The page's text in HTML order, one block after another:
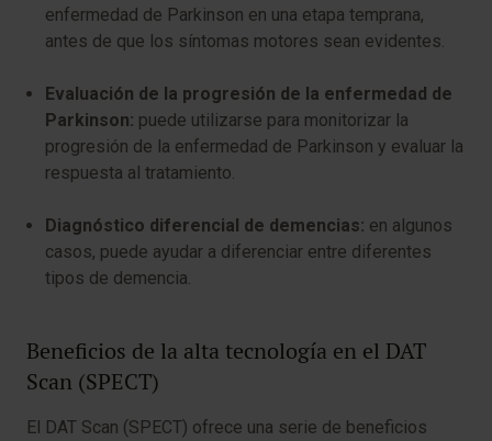
enfermedad de Parkinson en una etapa temprana,
antes de que los síntomas motores sean evidentes.
Evaluación de la progresión de la enfermedad de
Parkinson: puede utilizarse para monitorizar la
progresión de la enfermedad de Parkinson y evaluar la
respuesta al tratamiento.
Diagnóstico diferencial de demencias: en algunos
casos, puede ayudar a diferenciar entre diferentes
tipos de demencia.
Beneficios de la alta tecnología en el DAT
Scan (SPECT)
El DAT Scan (SPECT) ofrece una serie de beneficios